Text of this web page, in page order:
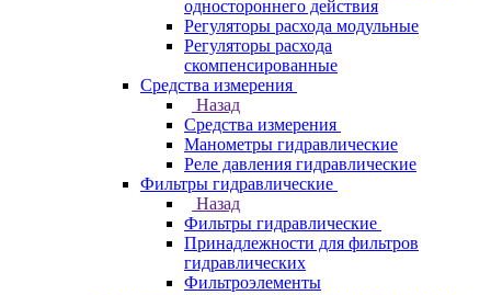
одностороннего действия
Регуляторы расхода модульные
Регуляторы расхода
скомпенсированные
Средства измерения
Назад
Средства измерения
Манометры гидравлические
Реле давления гидравлические
Фильтры гидравлические
Назад
Фильтры гидравлические
Принадлежности для фильтров
гидравлических
Фильтроэлементы